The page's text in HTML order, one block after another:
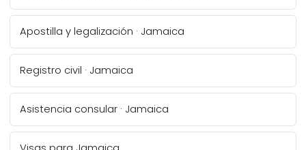
Apostilla y legalización · Jamaica
Registro civil · Jamaica
Asistencia consular · Jamaica